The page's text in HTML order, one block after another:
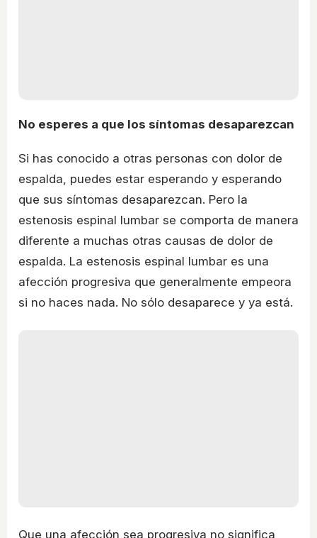
No esperes a que los síntomas desaparezcan
Si has conocido a otras personas con dolor de
espalda, puedes estar esperando y esperando
que sus síntomas desaparezcan. Pero la
estenosis espinal lumbar se comporta de manera
diferente a muchas otras causas de dolor de
espalda. La estenosis espinal lumbar es una
afección progresiva que generalmente empeora
si no haces nada. No sólo desaparece y ya está.
Que una afección sea progresiva no significa